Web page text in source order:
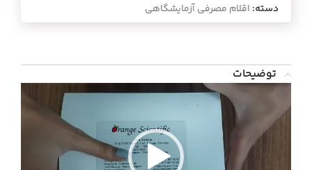
دسته: اقلام مصرفی آزمایشگاهی
توضیحات
نمایشگر
ویدیو